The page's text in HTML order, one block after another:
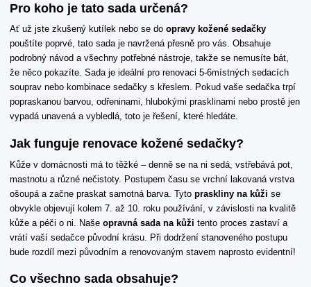
Pro koho je tato sada určená?
Ať už jste zkušený kutílek nebo se do opravy kožené sedačky
pouštíte poprvé, tato sada je navržená přesně pro vás. Obsahuje
podrobný návod a všechny potřebné nástroje, takže se nemusíte bát,
že něco pokazíte. Sada je ideální pro renovaci 5-6místných sedacích
souprav nebo kombinace sedačky s křeslem. Pokud vaše sedačka trpí
popraskanou barvou, odřeninami, hlubokými prasklinami nebo prostě jen
vypadá unavená a vybledlá, toto je řešení, které hledáte.
Jak funguje renovace kožené sedačky?
Kůže v domácnosti má to těžké – denně se na ni sedá, vstřebává pot,
mastnotu a různé nečistoty. Postupem času se vrchní lakovaná vrstva
ošoupá a začne praskat samotná barva. Tyto praskliny na kůži se
obvykle objevují kolem 7. až 10. roku používání, v závislosti na kvalitě
kůže a péči o ni. Naše opravná sada na kůži tento proces zastaví a
vrátí vaší sedačce původní krásu. Při dodržení stanoveného postupu
bude rozdíl mezi původním a renovovaným stavem naprosto evidentní!
Co všechno sada obsahuje?